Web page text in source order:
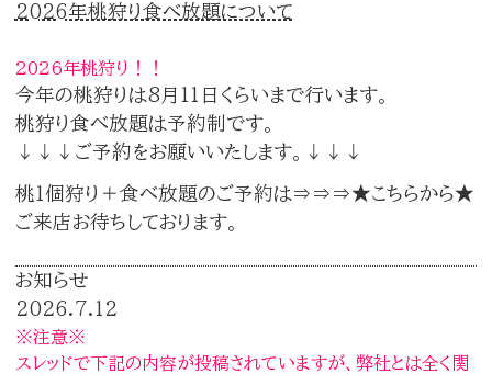
2026年桃狩り食べ放題について
2026年桃狩り！！
今年の桃狩りは8月11日くらいまで行います。
桃狩り食べ放題は予約制です。
↓↓↓ご予約をお願いいたします。↓↓↓
桃1個狩り＋食べ放題のご予約は⇒⇒⇒★こちらから★
ご来店お待ちしております。
お知らせ
2026.7.12
※注意※
スレッドで下記の内容が投稿されていますが、弊社とは全く関